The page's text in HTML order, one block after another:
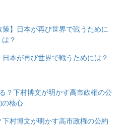
日本が再び世界で戦うためには？
村博文が明かす高市政権の公約